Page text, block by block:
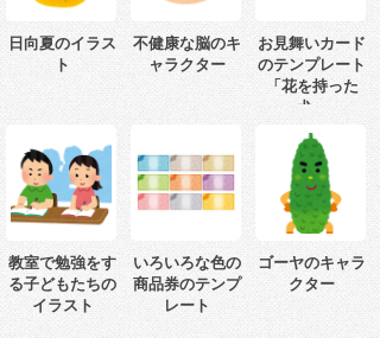
日向夏のイラス
ト
不健康な脳のキ
ャラクター
お見舞いカード
のテンプレート
「花を持った
犬」
教室で勉強をす
る子どもたちの
イラスト
いろいろな色の
商品券のテンプ
レート
ゴーヤのキャラ
クター